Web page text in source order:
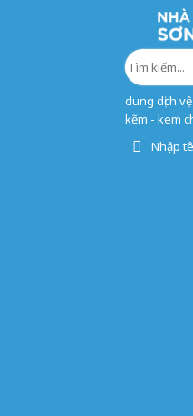
dung dịch
kẽm - kem
Nhập